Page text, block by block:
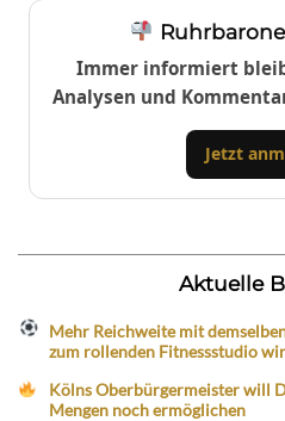
Immer informiert
Analysen und
Jetzt
Aktuelle
Mehr Reichweite mit
zum rollenden Fitnessstudio
Kölns Oberbürgermeister will
Mengen noch ermöglichen